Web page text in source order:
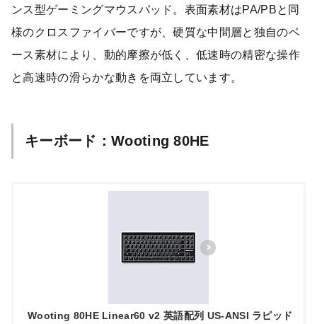
ンス型ゲーミングマウスパッド。表面素材はPA/PBと同
様のクロスファイバーですが、硬質な中間層と独自のベ
ース素材により、動的摩擦が低く、低速時の精密な操作
と高速時の滑らかな動きを両立しています。
キーボード：Wooting 80HE
Wooting 80HE Linear60 v2 英語配列 US-ANSI ラピッド